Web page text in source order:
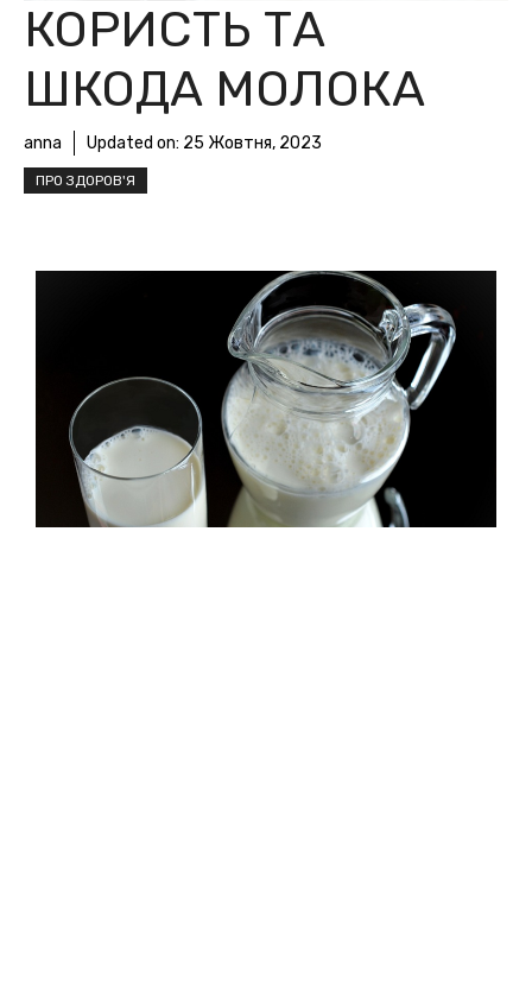
КОРИСТЬ ТА
ШКОДА МОЛОКА
anna Updated on: 25 Жовтня, 2023
ПРО ЗДОРОВ'Я